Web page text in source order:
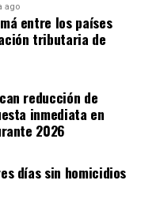
ago
entre los países
tributaria de
reducción de
inmediata en
2026
días sin homicidios